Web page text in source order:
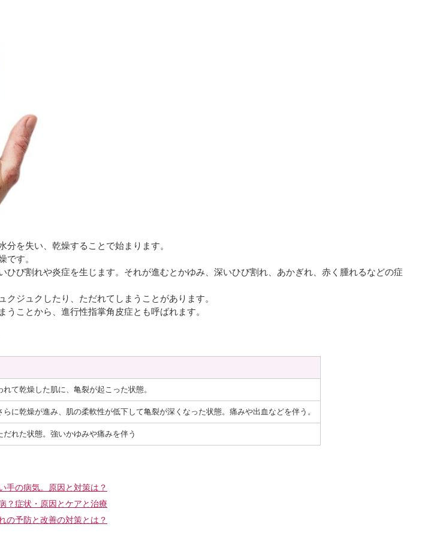
を失い、乾燥することで始まります。
です。
ひび割れや炎症を生じます。それが進むとかゆみ、深いひび割れ、あかぎれ、赤く腫れるなどの症
クジュクしたり、ただれてしまうことがあります。
うことから、進行性指掌角皮症とも呼ばれます。
て乾燥した肌に、亀裂が起こった状態。
らに乾燥が進み、肌の柔軟性が低下して亀裂が深くなった状態。痛みや出血などを伴う。
だれた状態。強いかゆみや痛みを伴う
手の病気。原因と対策は？
？症状・原因とケアと治療
の予防と改善の対策とは？